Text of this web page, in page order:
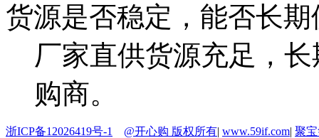
货源是否稳定，能否长期
厂家直供货源充足，
购商。
浙ICP备12026419号-1 @开心购 版权所有| www.59if.com| 聚